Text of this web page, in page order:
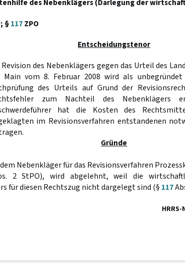
des Nebenklägers (Darlegung der
§117ZPO
Entscheidungstenor
Revision des Nebenklägers gegen das Urteil des
Main vom 8. Februar 2008 wird als
des Urteils auf Grund der
zum Nachteil des Nebenklägers
hat die Kosten des
im Revisionsverfahren entstandenen
Gründe
Nebenkläger für das Revisionsverfahren
2 StPO), wird abgelehnt, weil die
für diesen Rechtszug nicht dargelegt sind (§ 117